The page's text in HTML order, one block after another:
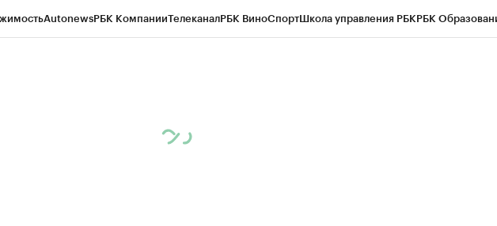
AutonewsРБК КомпанииТелеканалРБК ВиноСпортШкола управления РБКРБК